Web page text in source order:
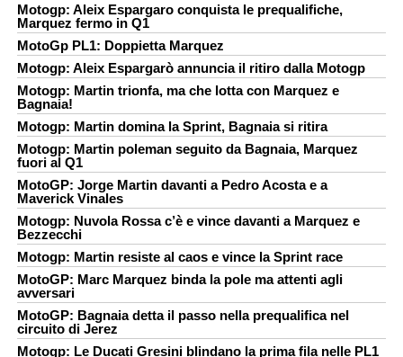
Motogp: Aleix Espargaro conquista le prequalifiche,
Marquez fermo in Q1
MotoGp PL1: Doppietta Marquez
Motogp: Aleix Espargarò annuncia il ritiro dalla Motogp
Motogp: Martin trionfa, ma che lotta con Marquez e
Bagnaia!
Motogp: Martin domina la Sprint, Bagnaia si ritira
Motogp: Martin poleman seguito da Bagnaia, Marquez
fuori al Q1
MotoGP: Jorge Martin davanti a Pedro Acosta e a
Maverick Vinales
Motogp: Nuvola Rossa c’è e vince davanti a Marquez e
Bezzecchi
Motogp: Martin resiste al caos e vince la Sprint race
MotoGP: Marc Marquez binda la pole ma attenti agli
avversari
MotoGP: Bagnaia detta il passo nella prequalifica nel
circuito di Jerez
Motogp: Le Ducati Gresini blindano la prima fila nelle PL1